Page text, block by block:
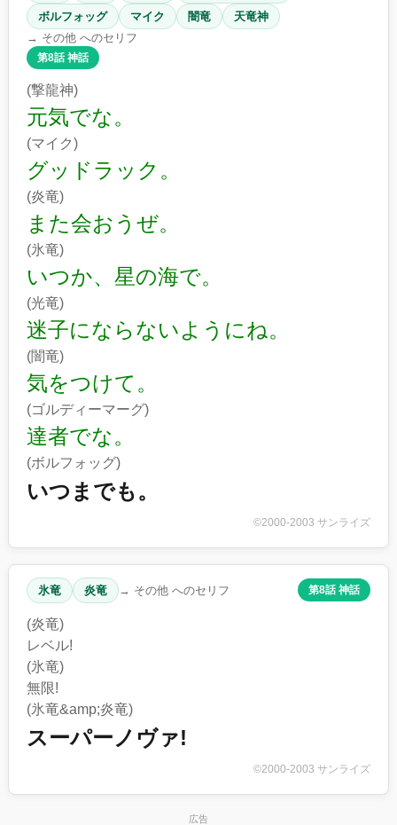
ボルフォッグ
マイク 闇竜
天竜神
→ その他 へのセリフ
第8話 神話
(撃龍神)
元気でな。
(マイク)
グッドラック。
(炎竜)
また会おうぜ。
(氷竜)
いつか、星の海で。
(光竜)
迷子にならないようにね。
(闇竜)
気をつけて。
(ゴルディーマーグ)
達者でな。
(ボルフォッグ)
いつまでも。
©2000-2003 サンライズ
氷竜 炎竜 → その他 へのセリフ 第8話 神話
(炎竜)
レベル!
(氷竜)
無限!
(氷竜&amp;炎竜)
スーパーノヴァ!
©2000-2003 サンライズ
広告